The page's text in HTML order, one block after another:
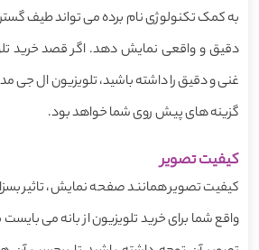
به کمک تکنولوژی نام برده می تواند طیف
دقیق و واقعی نمایش دهد. اگر قصد خرید
گزینه های پیش روی شما خواهد بود.
کیفیت تصویر
کیفیت تصویر همانند صفحه نمایش، تاثیر
واقع شما برای خرید تلویزیون از بانه می بایست